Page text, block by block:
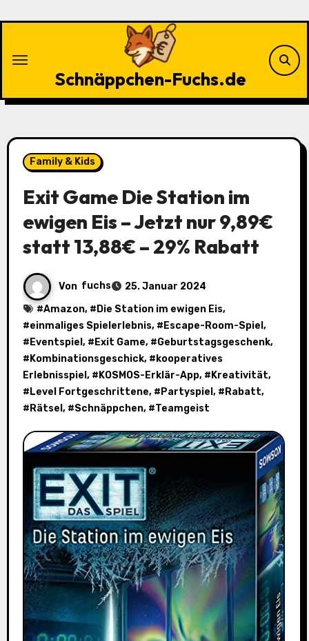
Schnäppchen-Fuchs.de
Family & Kids
Exit Game Die Station im
ewigen Eis – Jetzt nur 9,89€
statt 13,88€ – 29% Rabatt
Von fuchs
25. Januar 2024
#Amazon, # Die Station im ewigen Eis,
#einmaliges Spielerlebnis, # Escape-Room-Spiel ,
# Eventspiel , # Exit Game, #Geburtstagsgeschenk,
# Kombinationsgeschick, # kooperatives
Erlebnisspiel , # KOSMOS-Erklär-App, # Kreativität,
# Level Fortgeschrittene, # Partyspiel , # Rabatt,
# Rätsel , #Schnäppchen, #Teamgeist